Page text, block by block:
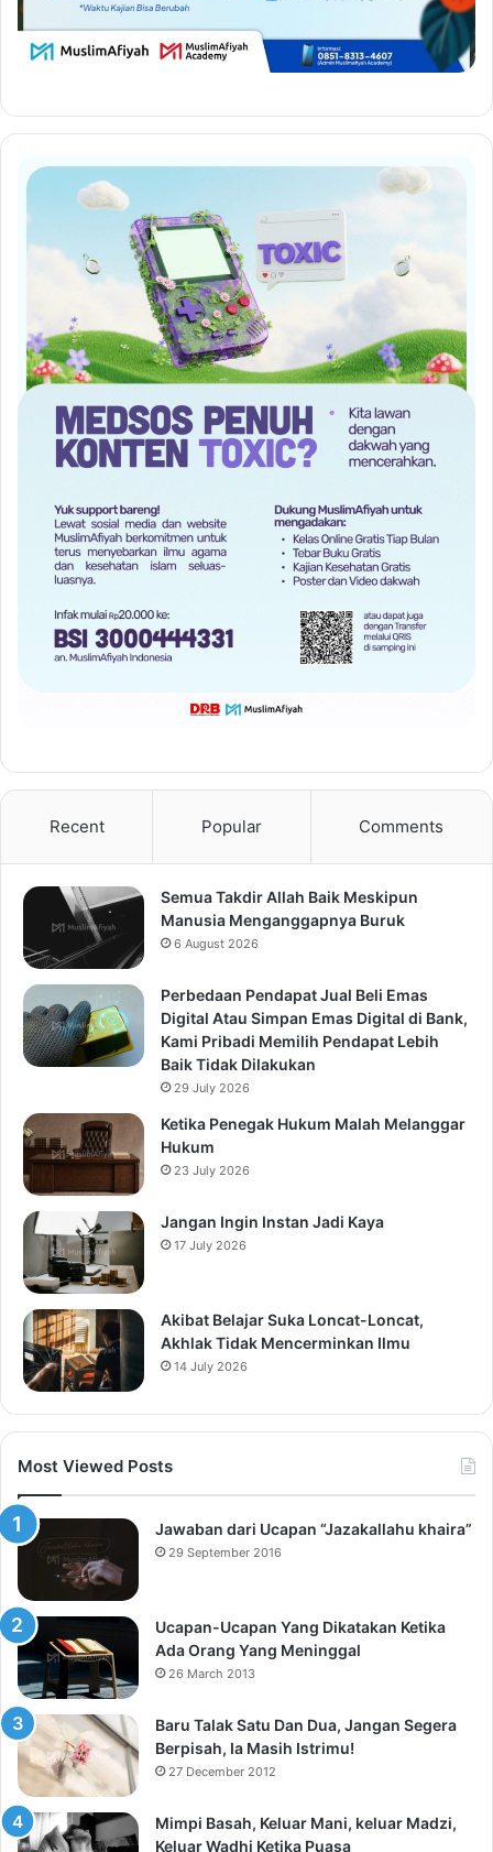
Recent Popular Comments
Semua Takdir Allah Baik Meskipun
Manusia Menganggapnya Buruk
6 August 2026
Perbedaan Pendapat Jual Beli Emas
Digital Atau Simpan Emas Digital di Bank,
Kami Pribadi Memilih Pendapat Lebih
Baik Tidak Dilakukan
29 July 2026
Ketika Penegak Hukum Malah Melanggar
Hukum
23 July 2026
Jangan Ingin Instan Jadi Kaya
17 July 2026
Akibat Belajar Suka Loncat-Loncat,
Akhlak Tidak Mencerminkan Ilmu
14 July 2026
Most Viewed Posts
Jawaban dari Ucapan “Jazakallahu khaira”
29 September 2016
Ucapan-Ucapan Yang Dikatakan Ketika
Ada Orang Yang Meninggal
26 March 2013
Baru Talak Satu Dan Dua, Jangan Segera
Berpisah, Ia Masih Istrimu!
27 December 2012
Mimpi Basah, Keluar Mani, keluar Madzi,
Keluar Wadhi Ketika Puasa